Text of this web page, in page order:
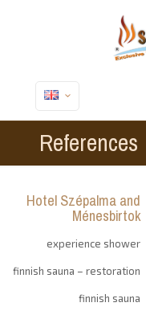
References
Hotel Szépalma and
Ménesbirtok
experience shower
finnish sauna – restoration
finnish sauna